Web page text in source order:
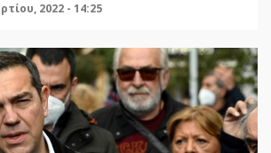
2022 - 14:25